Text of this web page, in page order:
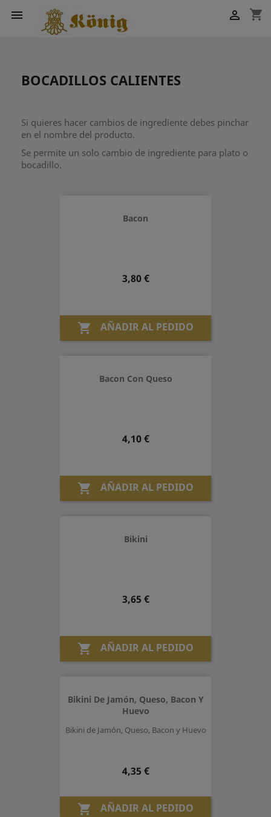
 shopping_cart

BOCADILLOS CALIENTES
Si quieres hacer cambios de ingrediente debes pinchar
en el nombre del producto.
Se permite un solo cambio de ingrediente para plato o
bocadillo.
Bacon
Precio
3,80 €
 AÑADIR AL PEDIDO
Bacon Con Queso
Precio
4,10 €
 AÑADIR AL PEDIDO
Bikini
Precio
3,65 €
 AÑADIR AL PEDIDO
Bikini De Jamón, Queso, Bacon Y
Huevo
Bikini de Jamón, Queso, Bacon y Huevo
Precio
4,35 €
 AÑADIR AL PEDIDO